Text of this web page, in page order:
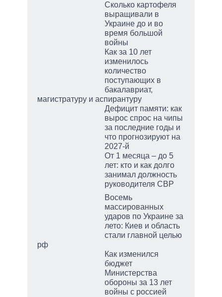
Сколько картофеля
выращивали в
Украине до и во
время большой
войны
Как за 10 лет
изменилось
количество
поступающих в
бакалавриат,
магистратуру и аспирантуру
Дефицит памяти: как
вырос спрос на чипы
за последние годы и
что прогнозируют на
2027-й
От 1 месяца – до 5
лет: кто и как долго
занимал должность
руководителя СВР
Восемь
массированных
ударов по Украине за
лето: Киев и область
стали главной целью
рф
Как изменился
бюджет
Министерства
обороны за 13 лет
войны с россией